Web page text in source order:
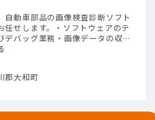
自動車部品の画像検査診断ソフト
せします。
・ソフトウェアのテ
デバッグ業務 ・画像データの収集
業
務 等
環境が整っています。
郡大和町